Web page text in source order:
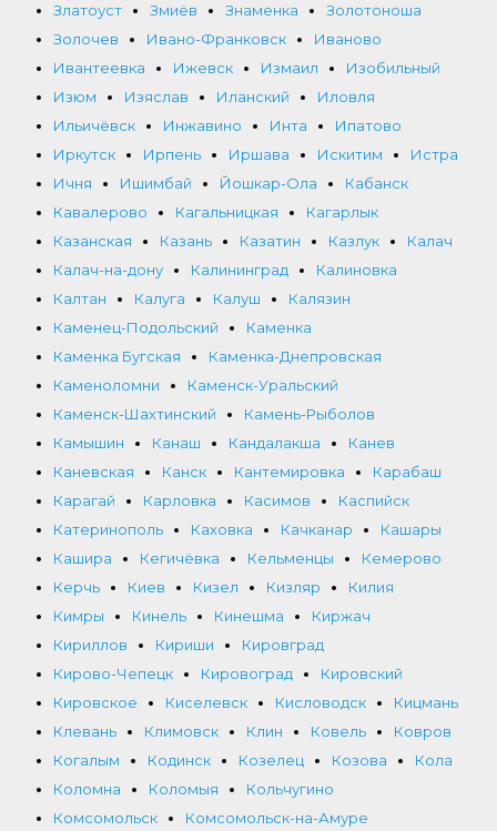
Златоуст
Змиёв Знаменка
Золотоноша
Золочев
Ивано-Франковск
Иваново
Ивантеевка
Ижевск Измаил
Изобильный
Изюм
Изяслав Иланский
Иловля
Ильичёвск
Инжавино Инта
Ипатово
Иркутск
Ирпень Иршава Искитим
Истра
Ичня
Ишимбай Йошкар-Ола
Кабанск
Кавалерово
Кагальницкая
Кагарлык
Казанская
Казань Казатин Казлук
Калач
Калач-на-дону
Калининград
Калиновка
Калтан
Калуга Калуш
Калязин
Каменец-Подольский
Каменка
Каменка Бугская
Каменка-Днепровская
Каменоломни
Каменск-Уральский
Каменск-Шахтинский
Камень-Рыболов
Камышин
Канаш Кандалакша
Канев
Каневская
Канск Кантемировка
Карабаш
Карагай
Карловка Касимов
Каспийск
Катеринополь
Каховка Качканар
Кашары
Кашира
Кегичёвка Кельменцы
Кемерово
Керчь
Киев Кизел Кизляр
Килия
Кимры
Кинель Кинешма
Киржач
Кириллов
Кириши
Кировград
Кирово-Чепецк
Кировоград
Кировский
Кировское
Киселевск Кисловодск
Кицмань
Клевань
Климовск Клин Ковель
Ковров
Когалым
Кодинск Козелец Козова
Кола
Коломна
Коломыя
Кольчугино
Комсомольск
Комсомольск-на-Амуре